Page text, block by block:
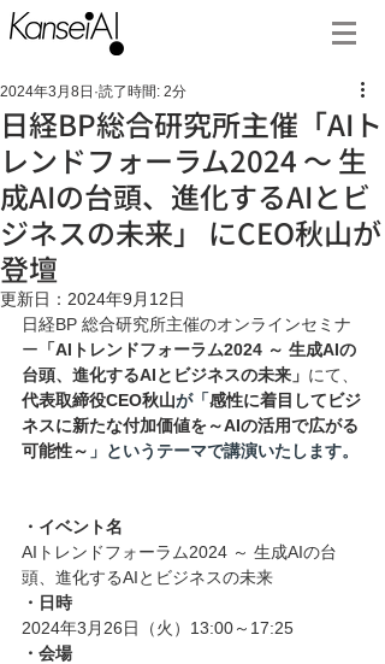
日経BP総合研究所主催「AIト
レンドフォーラム2024 ～ 生
成AIの台頭、進化するAIとビ
ジネスの未来」 にCEO秋山が
登壇
2024年3月8日 読了時間: 2分
更新日： 2024年9月12日
日経BP 総合研究所主催のオンラインセミナ
ー 「AIトレンドフォーラム2024 ～ 生成AIの
台頭、進化するAIとビジネスの未来」 にて、
代表取締役CEO秋山が「感性に着目してビジ
ネスに新たな付加価値を～AIの活用で広がる
可能性～ 」というテーマで講演いたします。
・イベント名
AIトレンドフォーラム2024 ～ 生成AIの台
頭、進化するAIとビジネスの未来
・日時
2024年3月26日（火）13:00～17:25
・会場